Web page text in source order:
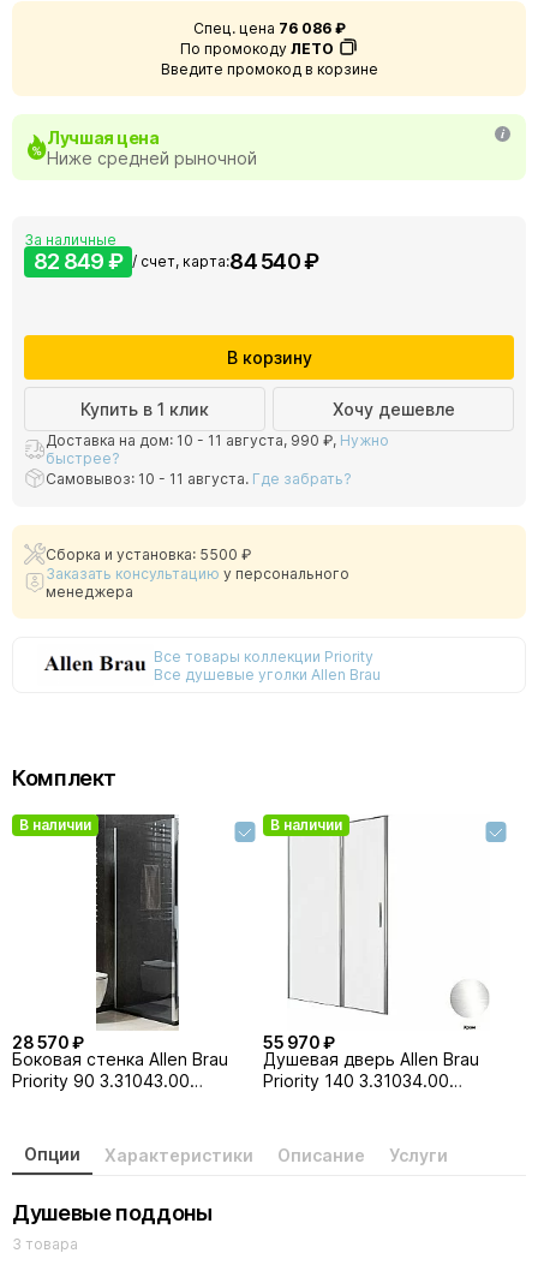
Спец. цена 76 086 ₽
По промокоду ЛЕТО
Введите промокод в корзине
Лучшая цена
Ниже средней рыночной
За наличные
82 849 ₽ / счет, карта:84 540 ₽
В корзину
Купить в 1 клик Хочу дешевле
Доставка на дом: 10 - 11 августа, 990 ₽, Нужно
быстрее?
Самовывоз: 10 - 11 августа. Где забрать?
Сборка и установка: 5500 ₽
Заказать консультацию у персонального
менеджера
Все товары коллекции Priority
Все душевые уголки Allen Brau
Комплект
В наличии
28 570 ₽
Боковая стенка Allen Brau
Priority 90 3.31043.00
В наличии
55 970 ₽
Душевая дверь Allen Brau
Priority 140 3.31034.00
Опции Характеристики Описание Услуги
Душевые поддоны
3 товара